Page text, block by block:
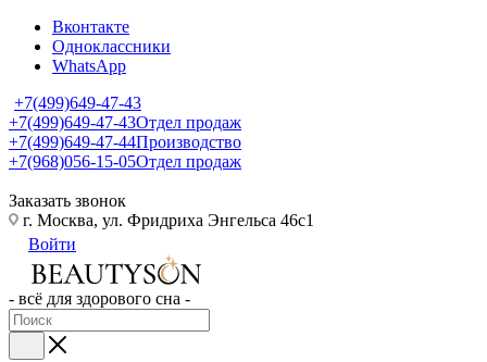
Вконтакте
Одноклассники
WhatsApp
+7(499)649-47-43
+7(499)649-47-43Отдел продаж
+7(499)649-47-44Производство
+7(968)056-15-05Отдел продаж
Заказать звонок
г. Москва, ул. Фридриха Энгельса 46с1
Войти
- всё для здорового сна -